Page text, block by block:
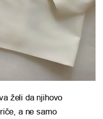
želi da njihovo
a ne samo